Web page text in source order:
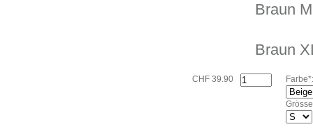
Braun
Braun
CHF 39.90 Farbe*: